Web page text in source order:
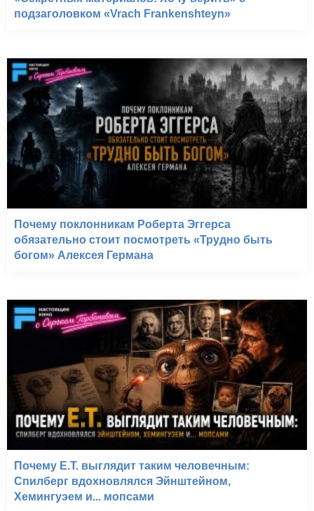
подзаголовком «Vrach Frankenshteyn»
Почему поклонникам Роберта Эггерса
обязательно стоит посмотреть «Трудно быть
богом» Алексея Германа
Почему E.T. выглядит таким человечным:
Спилберг вдохновлялся Эйнштейном,
Хемингуэем и... мопсами